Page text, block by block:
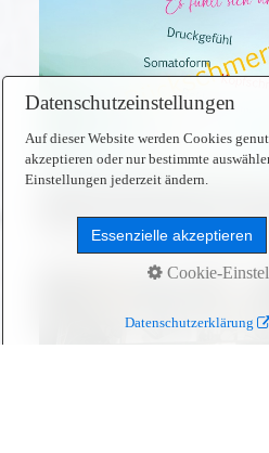
Datenschutzeinstellungen
Auf dieser Website werden Cookies
akzeptieren oder nur bestimmte
Einstellungen jederzeit ändern.
Essenzielle akzeptieren
Cookie-
Datenschutzerklärung